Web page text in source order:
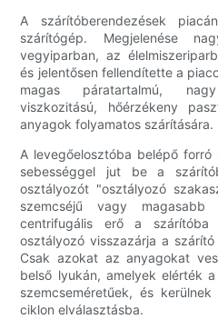
A szárítóberendezések
szárítógép. Megjelenése
vegyiparban, az
és jelentősen fellendítette a
magas páratartalmú,
viszkozitású, hőérzékeny
anyagok folyamatos szárítására.
A levegőelosztóba belépő
sebességgel jut be a
osztályozót "osztályozó
szemcséjű vagy
centrifugális erő a
osztályozó visszazárja a
Csak azokat az anyagokat
belső lyukán, amelyek elérték
szemcseméretűek, és
ciklon elválasztásba.